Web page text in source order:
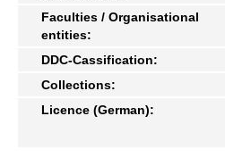
Faculties / Organisational
entities:
DDC-Cassification:
Collections:
Licence (German):